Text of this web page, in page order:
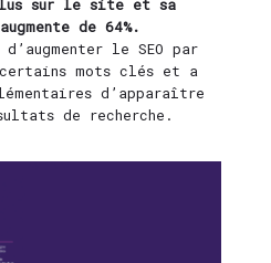
sur le site et sa
de 64%.
le SEO par
mots clés et a
d’apparaître
de recherche.